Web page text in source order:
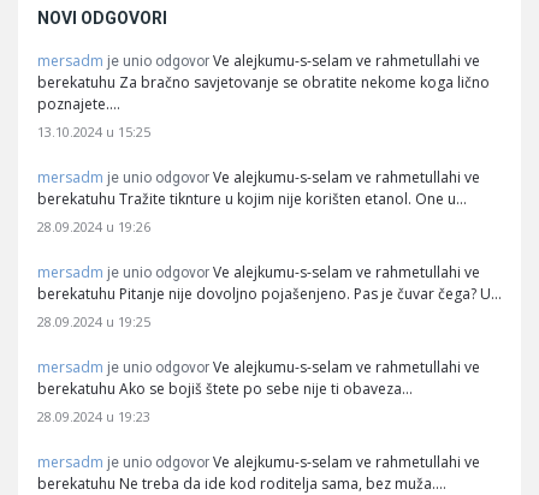
NOVI ODGOVORI
mersadm je unio odgovor Ve alejkumu-s-selam ve rahmetullahi ve
berekatuhu Za bračno savjetovanje se obratite nekome koga lično
poznajete.…
13.10.2024 u 15:25
mersadm je unio odgovor Ve alejkumu-s-selam ve rahmetullahi ve
berekatuhu Tražite tiknture u kojim nije korišten etanol. One u…
28.09.2024 u 19:26
mersadm je unio odgovor Ve alejkumu-s-selam ve rahmetullahi ve
berekatuhu Pitanje nije dovoljno pojašenjeno. Pas je čuvar čega? U…
28.09.2024 u 19:25
mersadm je unio odgovor Ve alejkumu-s-selam ve rahmetullahi ve
berekatuhu Ako se bojiš štete po sebe nije ti obaveza…
28.09.2024 u 19:23
mersadm je unio odgovor Ve alejkumu-s-selam ve rahmetullahi ve
berekatuhu Ne treba da ide kod roditelja sama, bez muža.…